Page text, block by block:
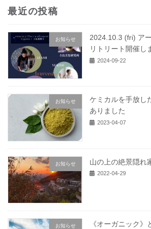
最近の投稿
お知らせ
2024.10.3 (fri) ア
リトリート開催
2024-09-22
お知らせ
ケミカルを手放し
ありました
2023-04-07
お知らせ 山の上の絶景隠れ
2022-04-29
お知らせ 《オーガニック》